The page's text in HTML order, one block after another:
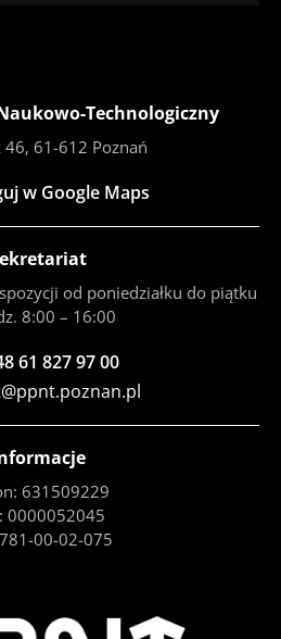
Technologiczny
46, 61-612 Poznań
w Google Maps
od poniedziałku do piątku
8:00 – 16:00
61 827 97 00
631509229
0000052045
00-02-075